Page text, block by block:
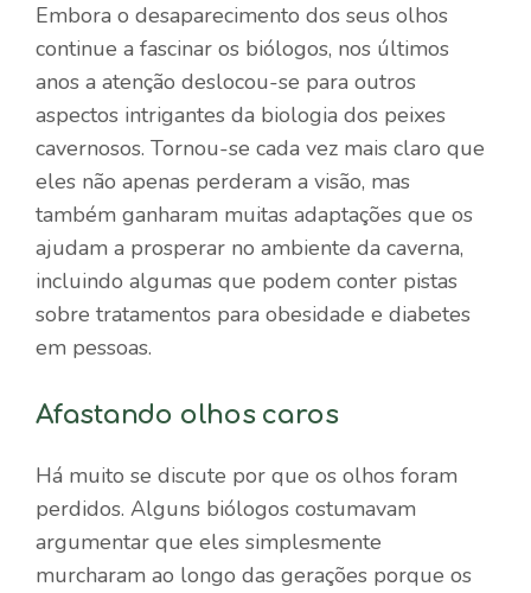
Embora o desaparecimento dos seus olhos
continue a fascinar os biólogos, nos últimos
anos a atenção deslocou-se para outros
aspectos intrigantes da biologia dos peixes
cavernosos. Tornou-se cada vez mais claro que
eles não apenas perderam a visão, mas
também ganharam muitas adaptações que os
ajudam a prosperar no ambiente da caverna,
incluindo algumas que podem conter pistas
sobre tratamentos para obesidade e diabetes
em pessoas.
Afastando olhos caros
Há muito se discute por que os olhos foram
perdidos. Alguns biólogos costumavam
argumentar que eles simplesmente
murcharam ao longo das gerações porque os